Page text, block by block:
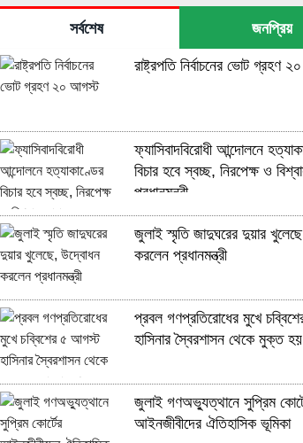
সর্বশেষ জনপ্রিয়
রাষ্ট্রপতি নির্বাচনের ভোট গ্রহণ
ফ্যাসিবাদবিরোধী আন্দোলনে
বিচার হবে স্বচ্ছ, নিরপেক্ষ ও
প্রধানমন্ত্রী
জুলাই স্মৃতি জাদুঘরের দুয়ার
করলেন প্রধানমন্ত্রী
প্রবল গণপ্রতিরোধের মুখে
হাসিনার স্বৈরশাসন থেকে মুক্ত হয়
জুলাই গণঅভ্যুত্থানে সুপ্রিম
আইনজীবীদের ঐতিহাসিক ভূমিকা